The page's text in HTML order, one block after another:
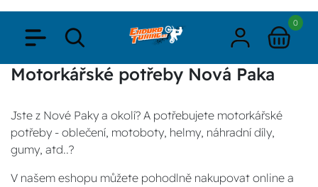
0
Motorkářské potřeby Nová Paka
Jste z Nové Paky a okolí? A potřebujete motorkářské
potřeby - oblečení, motoboty, helmy, náhradní díly,
gumy, atd..?
V našem eshopu můžete pohodlně nakupovat online a